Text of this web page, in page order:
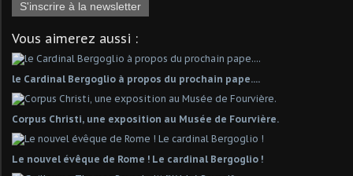
S'inscrire à la newsletter
Vous aimerez aussi :
le Cardinal Bergoglio à propos du prochain pape....
Corpus Christi, une exposition au Musée de Fourvière.
Le nouvel évêque de Rome ! Le cardinal Bergoglio !